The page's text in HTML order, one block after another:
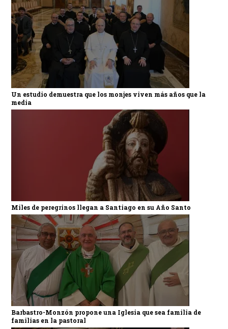
Un estudio demuestra que los monjes viven más años que la
media
Miles de peregrinos llegan a Santiago en su Año Santo
Barbastro-Monzón propone una Iglesia que sea familia de
familias en la pastoral